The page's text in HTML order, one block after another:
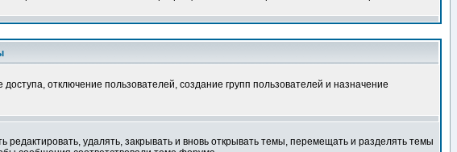
отключение пользователей, создание групп пользователей и назначение
удалять, закрывать и вновь открывать темы, перемещать и разделять темы